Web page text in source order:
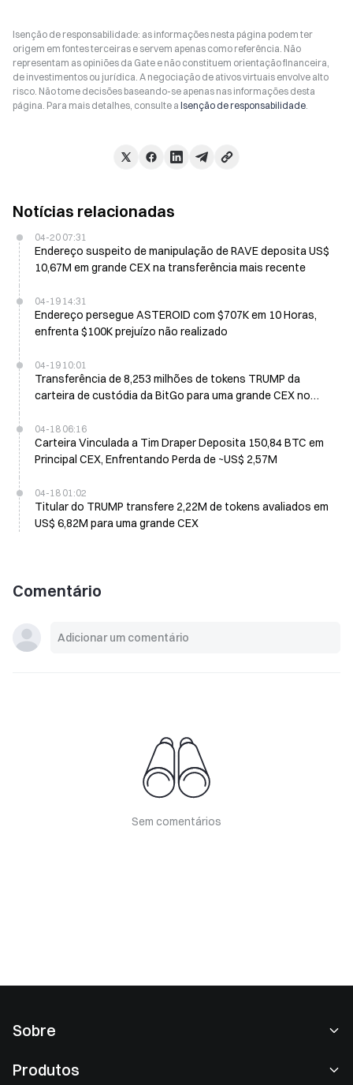
Isenção de responsabilidade: as informações nesta página podem ter
origem em fontes terceiras e servem apenas como referência. Não
representam as opiniões da Gate e não constituem orientação financeira,
de investimentos ou jurídica. A negociação de ativos virtuais envolve alto
risco. Não tome decisões baseando-se apenas nas informações desta
página. Para mais detalhes, consulte a Isenção de responsabilidade.
Notícias relacionadas
04-20 07:31
Endereço suspeito de manipulação de RAVE deposita US$
10,67M em grande CEX na transferência mais recente
04-19 14:31
Endereço persegue ASTEROID com $707K em 10 Horas,
enfrenta $100K prejuízo não realizado
04-19 10:01
Transferência de 8,253 milhões de tokens TRUMP da
carteira de custódia da BitGo para uma grande CEX no
04-18 06:16
Carteira Vinculada a Tim Draper Deposita 150,84 BTC em
Principal CEX, Enfrentando Perda de ~US$ 2,57M
04-18 01:02
Titular do TRUMP transfere 2,22M de tokens avaliados em
US$ 6,82M para uma grande CEX
Comentário
Sem comentários
Sobre
Produtos